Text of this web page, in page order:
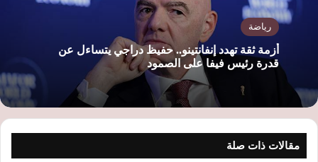
رياضة
أزمة ثقة تهدد إنفانتينو.. حفيظ دراجي يتساءل عن
قدرة رئيس فيفا على الصمود
مقالات ذات صلة